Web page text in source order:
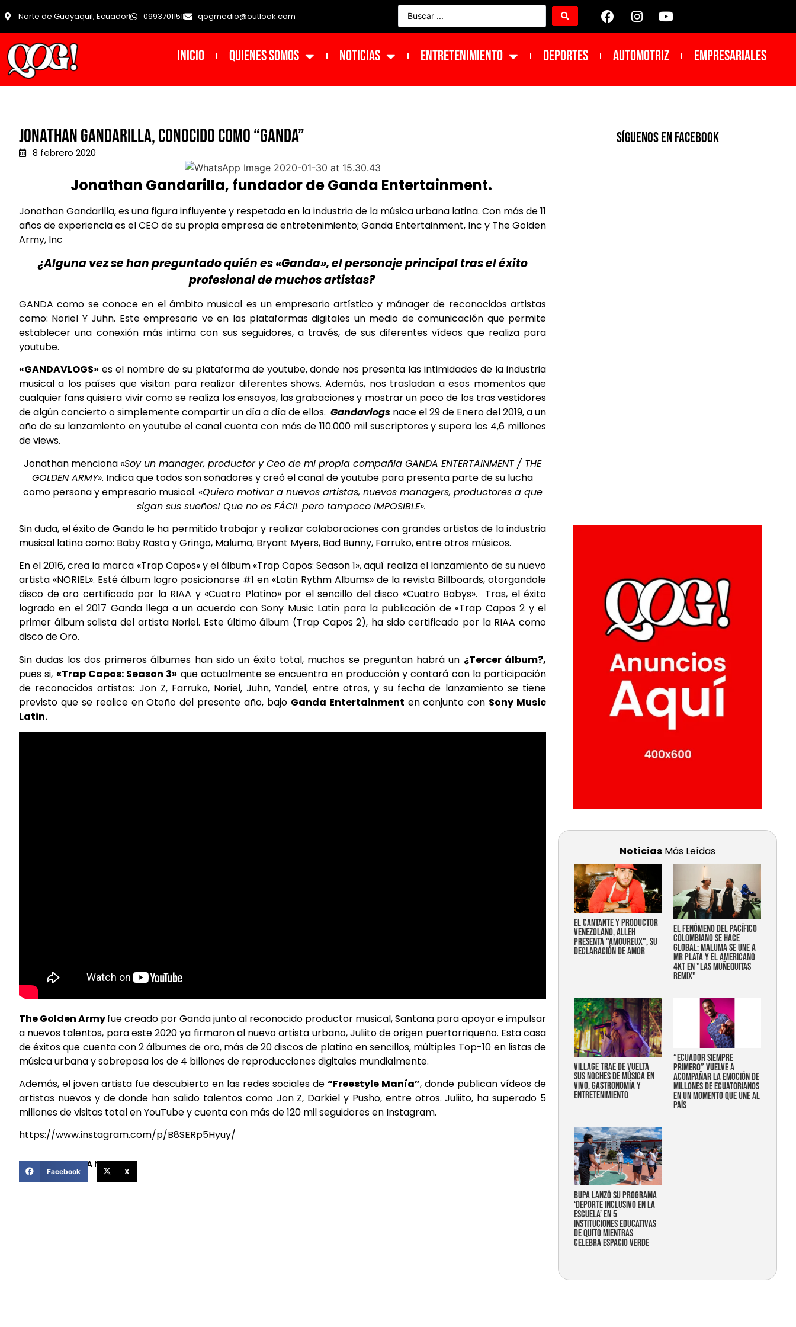
Norte de Guayaquil, Ecuador 0993701151 qogmedio@outlook.com
INICIO Quienes Somos NOTICIAS ENTRETENIMIENTO DEPORTES Automotriz Empresariales
JONATHAN GANDARILLA, CONOCIDO COMO “GANDA”
8 febrero 2020
Jonathan Gandarilla, fundador de Ganda Entertainment.
Jonathan Gandarilla, es una figura influyente y respetada en la industria de la música urbana latina. Con más de 11
años de experiencia es el CEO de su propia empresa de entretenimiento; Ganda Entertainment, Inc y The Golden
Army, Inc
¿Alguna vez se han preguntado quién es «Ganda», el personaje principal tras el éxito
profesional de muchos artistas?
GANDA como se conoce en el ámbito musical es un empresario artístico y mánager de reconocidos artistas
como: Noriel Y Juhn. Este empresario ve en las plataformas digitales un medio de comunicación que permite
establecer una conexión más intima con sus seguidores, a través, de sus diferentes vídeos que realiza para
youtube.
«GANDAVLOGS» es el nombre de su plataforma de youtube, donde nos presenta las intimidades de la industria
musical a los países que visitan para realizar diferentes shows. Además, nos trasladan a esos momentos que
cualquier fans quisiera vivir como se realiza los ensayos, las grabaciones y mostrar un poco de los tras vestidores
de algún concierto o simplemente compartir un día a día de ellos. Gandavlogs nace el 29 de Enero del 2019, a un
año de su lanzamiento en youtube el canal cuenta con más de 110.000 mil suscriptores y supera los 4,6 millones
de views.
Jonathan menciona«Soy un manager, productor y Ceo de mi propia compañia GANDA ENTERTAINMENT / THE
GOLDEN ARMY». Indica que todos son soñadores y creó el canal de youtube para presenta parte de su lucha
como persona y empresario musical. «Quiero motivar a nuevos artistas, nuevos managers, productores a que
sigan sus sueños! Que no es FÁCIL pero tampoco IMPOSIBLE».
Sin duda, el éxito de Ganda le ha permitido trabajar y realizar colaboraciones con grandes artistas de la industria
musical latina como: Baby Rasta y Gringo, Maluma, Bryant Myers, Bad Bunny, Farruko, entre otros músicos.
En el 2016, crea la marca «Trap Capos» y el álbum «Trap Capos: Season 1», aquí realiza el lanzamiento de su nuevo
artista «NORIEL». Esté álbum logro posicionarse #1 en «Latin Rythm Albums» de la revista Billboards, otorgandole
disco de oro certificado por la RIAA y «Cuatro Platino» por el sencillo del disco «Cuatro Babys». Tras, el éxito
logrado en el 2017 Ganda llega a un acuerdo con Sony Music Latin para la publicación de «Trap Capos 2 y el
primer álbum solista del artista Noriel. Este último álbum (Trap Capos 2), ha sido certificado por la RIAA como
disco de Oro.
Sin dudas los dos primeros álbumes han sido un éxito total, muchos se preguntan habrá un ¿Tercer álbum?,
pues si, «Trap Capos: Season 3» que actualmente se encuentra en producción y contará con la participación
de reconocidos artistas: Jon Z, Farruko, Noriel, Juhn, Yandel, entre otros, y su fecha de lanzamiento se tiene
previsto que se realice en Otoño del presente año, bajo Ganda Entertainment en conjunto con Sony Music
Latin.
The Golden Armyfue creado por Ganda junto al reconocido productor musical, Santana para apoyar e impulsar
a nuevos talentos, para este 2020 ya firmaron al nuevo artista urbano, Juliito de origen puertorriqueño. Esta casa
de éxitos que cuenta con 2 álbumes de oro, más de 20 discos de platino en sencillos, múltiples Top-10 en listas de
música urbana y sobrepasa los de 4 billones de reproducciones digitales mundialmente.
Además, el joven artista fue descubierto en las redes sociales de “Freestyle Manía”, donde publican vídeos de
artistas nuevos y de donde han salido talentos como Jon Z, Darkiel y Pusho, entre otros. Juliito, ha superado 5
millones de visitas total en YouTube y cuenta con más de 120 mil seguidores en Instagram.
https://www.instagram.com/p/B8SERp5Hyuy/
COMPARTIR ESTA NOTICIA
Facebook X
SíGUENOS EN FACEBOOK
Noticias Más Leídas
EL CANTANTE Y PRODUCTOR
VENEZOLANO, ALLEH
PRESENTA "AMOUREUX", SU
DECLARACIÓN DE AMOR
EL FENÓMENO DEL PACÍFICO
COLOMBIANO SE HACE
GLOBAL: MALUMA SE UNE A
MR PLATA Y EL AMERICANO
4KT EN "LAS MUÑEQUITAS
REMIX"
Village trae de vuelta
sus noches de música en
vivo, gastronomía y
entretenimiento
“Ecuador siempre
primero” vuelve a
acompañar la emoción de
millones de ecuatorianos
en un momento que une al
país
Bupa lanzó su programa
‘Deporte Inclusivo en la
Escuela’ en 5
instituciones educativas
de Quito mientras
celebra espacio verde